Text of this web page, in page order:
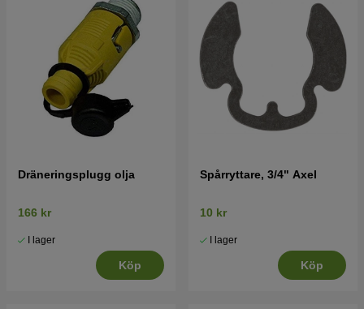
Dräneringsplugg olja
166 kr
I lager
Köp
Spårryttare, 3/4" Axel
10 kr
I lager
Köp